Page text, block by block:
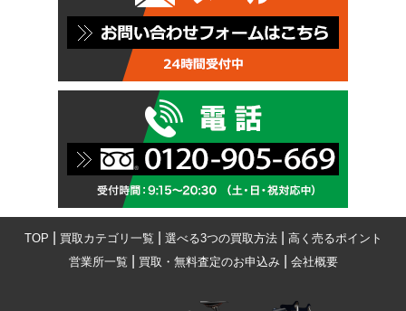
TOP 買取カテゴリ一覧 選べる3つの買取方法| 高く売るポイント
営業所一覧
買取・無料査定のお申込み| 会社概要